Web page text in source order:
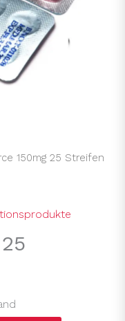
150mg 25 Streifen